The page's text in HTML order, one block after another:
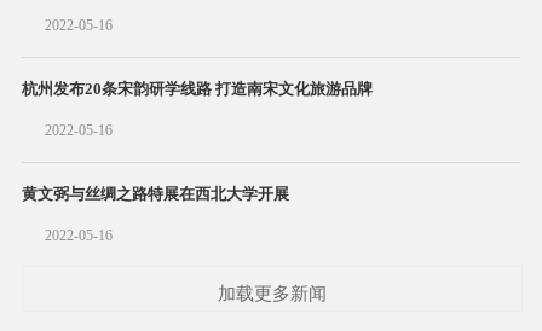
2022-05-16
杭州发布20条宋韵研学线路 打造南宋文化旅游品牌
2022-05-16
黄文弼与丝绸之路特展在西北大学开展
2022-05-16
加载更多新闻